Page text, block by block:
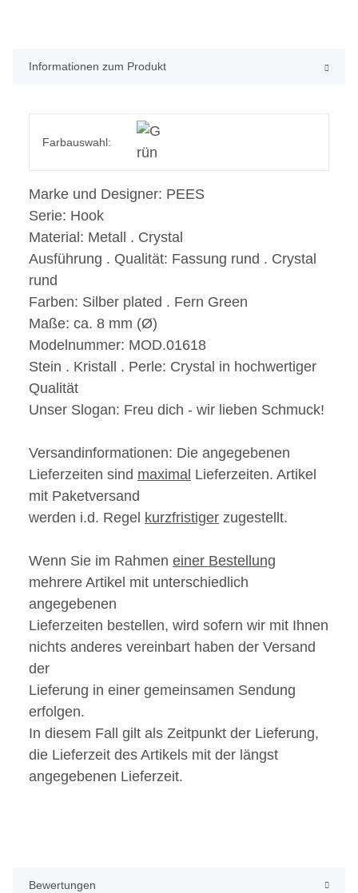
Informationen zum Produkt
Marke und Designer: PEES
Serie: Hook
Material: Metall . Crystal
Ausführung . Qualität: Fassung rund . Crystal
rund
Farben: Silber plated . Fern Green
Maße: ca. 8 mm (Ø)
Modelnummer: MOD.01618
Stein . Kristall . Perle: Crystal in hochwertiger
Qualität
Unser Slogan: Freu dich - wir lieben Schmuck!
Versandinformationen: Die angegebenen
Lieferzeiten sind maximal Lieferzeiten. Artikel
mit Paketversand
werden i.d. Regel kurzfristiger zugestellt.
Wenn Sie im Rahmen einer Bestellung
mehrere Artikel mit unterschiedlich
angegebenen
Lieferzeiten bestellen, wird sofern wir mit Ihnen
nichts anderes vereinbart haben der Versand
der
Lieferung in einer gemeinsamen Sendung
erfolgen.
In diesem Fall gilt als Zeitpunkt der Lieferung,
die Lieferzeit des Artikels mit der längst
angegebenen Lieferzeit.
Farbauswahl:
Bewertungen